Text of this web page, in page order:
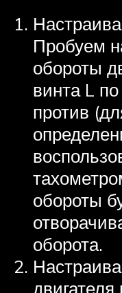
Пробуем
обороты
винта L
против
обороты
оборота.